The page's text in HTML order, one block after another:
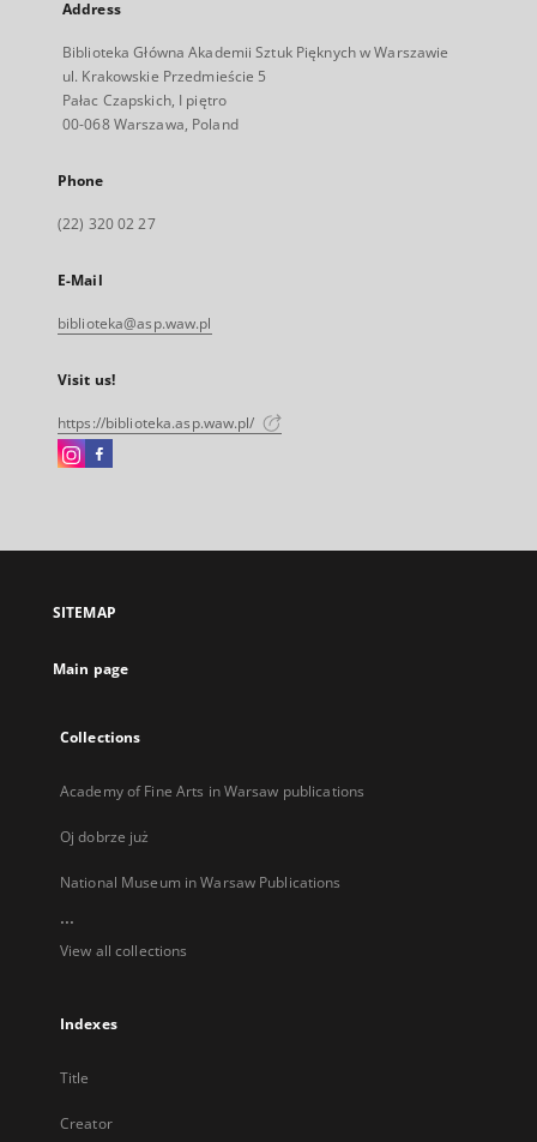
Address
Biblioteka Główna Akademii Sztuk Pięknych w Warszawie
ul. Krakowskie Przedmieście 5
Pałac Czapskich, I piętro
00-068 Warszawa, Poland
Phone
(22) 320 02 27
E-Mail
biblioteka@asp.waw.pl
Visit us!
https://biblioteka.asp.waw.pl/
Instagram
open
new
Facebook
open
new
SITEMAP
Main page
Collections
Academy of Fine Arts in Warsaw publications
Oj dobrze już
National Museum in Warsaw Publications
...
View all collections
Indexes
Title
Creator